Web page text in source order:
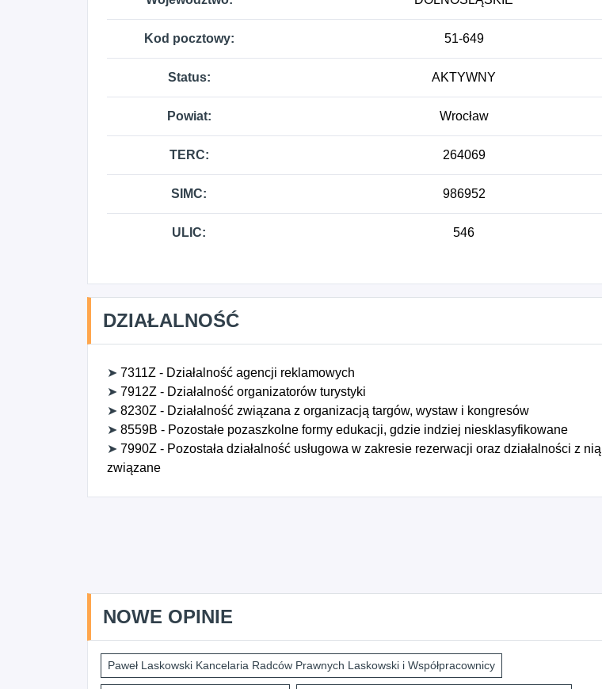
Kod pocztowy: 51-649
Status: AKTYWNY
Powiat: Wrocław
TERC: 264069
SIMC: 986952
ULIC: 546
DZIAŁALNOŚĆ
➤ 7311Z - Działalność agencji reklamowych
➤ 7912Z - Działalność organizatorów turystyki
➤ 8230Z - Działalność związana z organizacją targów, wystaw i kongresów
➤ 8559B - Pozostałe pozaszkolne formy edukacji, gdzie indziej niesklasyfikowane
➤ 7990Z - Pozostała działalność usługowa w zakresie rezerwacji oraz działalności z nią
związane
NOWE OPINIE
Paweł Laskowski Kancelaria Radców Prawnych Laskowski i Współpracownicy